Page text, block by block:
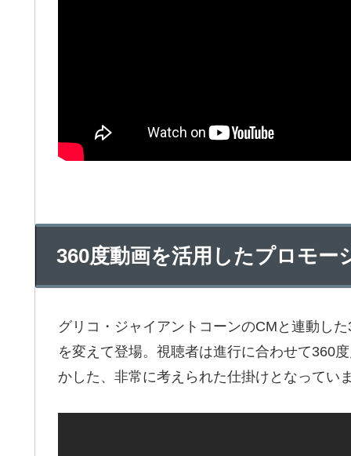
360度動画を活用したプロモー
グリコ・ジャイアントコーンのCMと連動し
を変えて登場。視聴者は進行に合わせて360
かした、非常に考えられた仕掛けとなってい